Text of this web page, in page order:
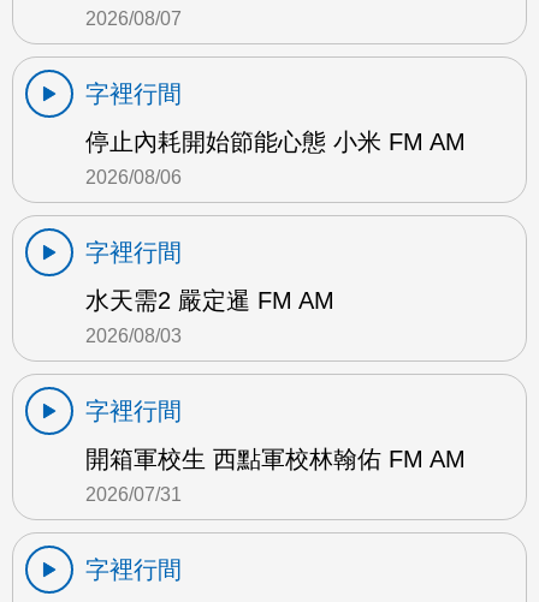
2026/08/07
字裡行間
停止內耗開始節能心態 小米 FM AM
2026/08/06
字裡行間
水天需2 嚴定暹 FM AM
2026/08/03
字裡行間
開箱軍校生 西點軍校林翰佑 FM AM
2026/07/31
字裡行間